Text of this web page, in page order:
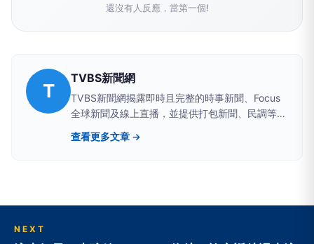
還沒有人反應，當第一個!
T
TVBS新聞網
TVBS新聞網揭露即時且完整的時事新聞、Focus
全球新聞及線上直播，並提供打包新聞、民調等資
訊，展現兼具深度及廣度的新聞視野│TVBS 最值
得信賴的媒體
查看更多文章 →
NEXT